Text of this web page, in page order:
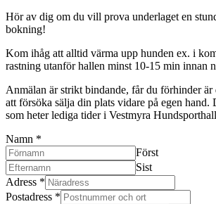
Hör av dig om du vill prova underlaget en
bokning!
Kom ihåg att alltid värma upp hunden ex. i
rastning utanför hallen minst 10-15 min innan
Anmälan är strikt bindande, får du förhinder
att försöka sälja din plats vidare på egen
som heter lediga tider i Vestmyra
Namn *
Först
Sist
Adress *
Postadress *